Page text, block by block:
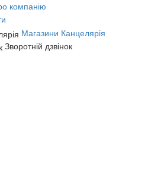
компанію
Магазини Канцелярія
Зворотній дзвінок